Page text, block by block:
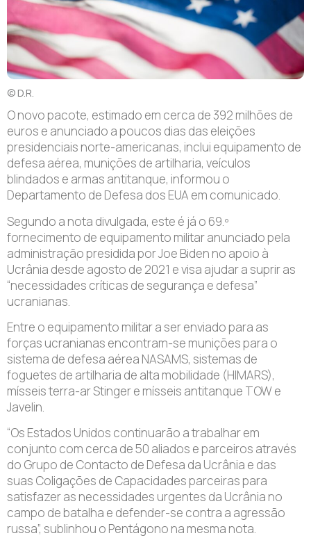
© D.R.
O novo pacote, estimado em cerca de 392 milhões de
euros e anunciado a poucos dias das eleições
presidenciais norte-americanas, inclui equipamento de
defesa aérea, munições de artilharia, veículos
blindados e armas antitanque, informou o
Departamento de Defesa dos EUA em comunicado.
Segundo a nota divulgada, este é já o 69.º
fornecimento de equipamento militar anunciado pela
administração presidida por Joe Biden no apoio à
Ucrânia desde agosto de 2021 e visa ajudar a suprir as
“necessidades críticas de segurança e defesa”
ucranianas.
Entre o equipamento militar a ser enviado para as
forças ucranianas encontram-se munições para o
sistema de defesa aérea NASAMS, sistemas de
foguetes de artilharia de alta mobilidade (HIMARS),
mísseis terra-ar Stinger e mísseis antitanque TOW e
Javelin.
“Os Estados Unidos continuarão a trabalhar em
conjunto com cerca de 50 aliados e parceiros através
do Grupo de Contacto de Defesa da Ucrânia e das
suas Coligações de Capacidades parceiras para
satisfazer as necessidades urgentes da Ucrânia no
campo de batalha e defender-se contra a agressão
russa”, sublinhou o Pentágono na mesma nota.